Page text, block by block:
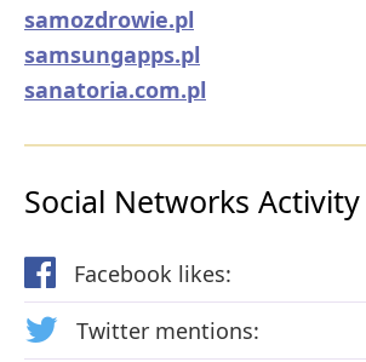
samozdrowie.pl
samsungapps.pl
sanatoria.com.pl
Social Networks Activity
Facebook likes:
Twitter mentions: